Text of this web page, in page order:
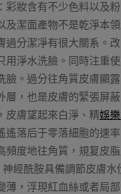
妝含有不少色料以及
潔面產物不是乾淨本
分潔凈有很大關系。
淨水洗臉。同時注重
。過分往角質皮膚顯
，也是皮膚的緊張屏
皮膚望起來白淨、精娛
落后于零落細胞的速
度地往角質，規复皮
經酰胺具備調節皮膚
，浮現紅血絲或者局